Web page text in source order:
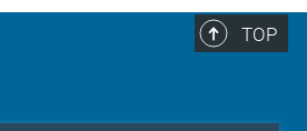
TOP